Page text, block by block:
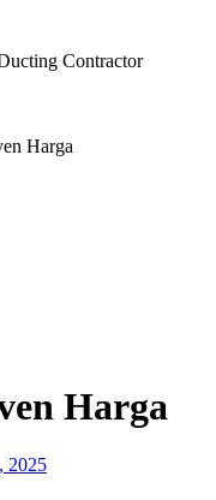
Contractor
Harga
Harga
2025